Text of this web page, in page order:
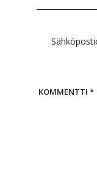
KOMMENTTI *